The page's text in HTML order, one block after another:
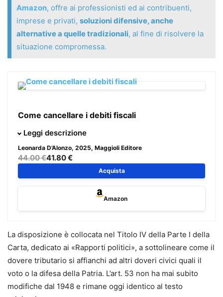
Amazon, offre ai professionisti ed ai contribuenti,
imprese e privati, soluzioni difensive, anche
alternative a quelle tradizionali, al fine di risolvere la
situazione compromessa.
Come cancellare i debiti fiscali
Il presente volume vuole offrire ai professionisti ed ai
alternative a quelle tradizionali
situazione compromessa.
strumenti utili per una efficace
ai rimedi estremi post decadenza dalle ordinarie azioni
difensive.
Il lavoro, aggiornato alle ultime novità legislative e
giurisprudenziali nazionali ed europee, analizza le
contestazioni più frequenti, i vizi degli atti impositivi, del
Leggi descrizione
Leonarda D’Alonzo, 2025, Maggioli Editore
44.00 €41.80 €
Acquista
Amazon
La disposizione è collocata nel Titolo IV della Parte I della
Carta, dedicato ai «Rapporti politici», a sottolineare come il
dovere tributario si affianchi ad altri doveri civici quali il
voto o la difesa della Patria. L’art. 53 non ha mai subito
modifiche dal 1948 e rimane oggi identico al testo